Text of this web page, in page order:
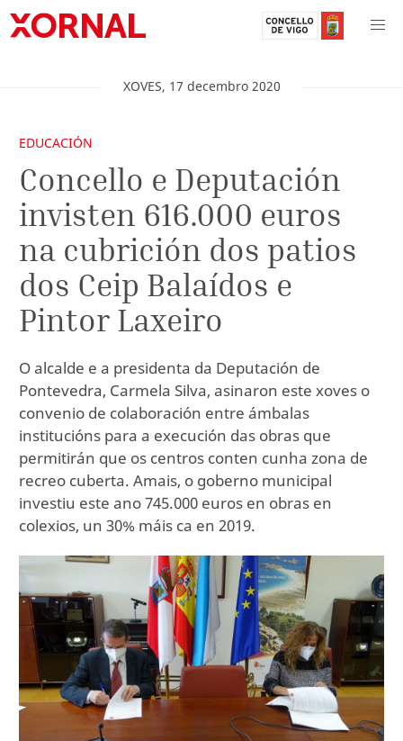
XOVES, 17 decembro 2020
EDUCACIÓN
Concello e Deputación
invisten 616.000 euros
na cubrición dos patios
dos Ceip Balaídos e
Pintor Laxeiro
O alcalde e a presidenta da Deputación de
Pontevedra, Carmela Silva, asinaron este xoves o
convenio de colaboración entre ámbalas
institucións para a execución das obras que
permitirán que os centros conten cunha zona de
recreo cuberta. Amais, o goberno municipal
investiu este ano 745.000 euros en obras en
colexios, un 30% máis ca en 2019.